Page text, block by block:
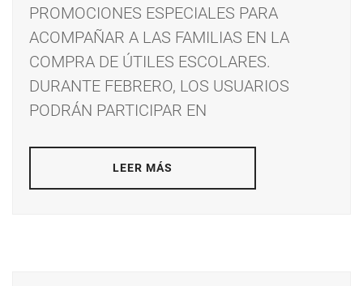
PROMOCIONES ESPECIALES PARA
ACOMPAÑAR A LAS FAMILIAS EN LA
COMPRA DE ÚTILES ESCOLARES.
DURANTE FEBRERO, LOS USUARIOS
PODRÁN PARTICIPAR EN
LEER MÁS